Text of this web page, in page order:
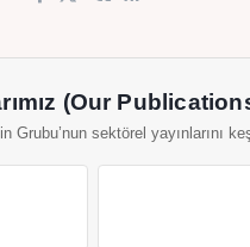
(Our
Grubu’nun sektörel yayınlarını